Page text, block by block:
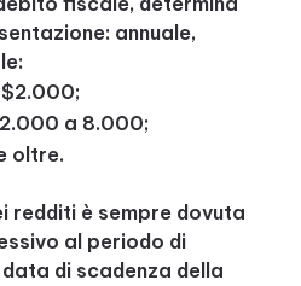
annuale,
a 8.000;
oltre.
redditi è sempre dovuta
al periodo di
di scadenza della